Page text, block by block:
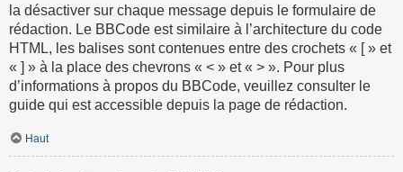
la désactiver sur chaque message depuis le formulaire de
rédaction. Le BBCode est similaire à l’architecture du code
HTML, les balises sont contenues entre des crochets « [ » et
« ] » à la place des chevrons « < » et « > ». Pour plus
d’informations à propos du BBCode, veuillez consulter le
guide qui est accessible depuis la page de rédaction.
Haut